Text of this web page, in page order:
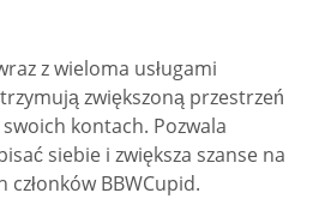
z wieloma usługami
zwiększoną przestrzeń
kontach. Pozwala
siebie i zwiększa szanse na
BBWCupid.